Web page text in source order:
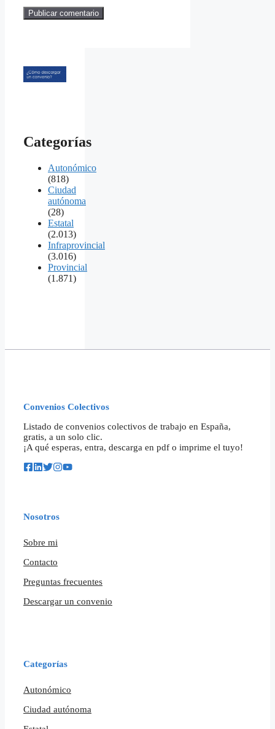
Categorías
Autonómico
(818)
Ciudad
autónoma
(28)
Estatal
(2.013)
Infraprovincial
(3.016)
Provincial
(1.871)
Convenios Colectivos
Listado de convenios colectivos de trabajo en España,
gratis, a un solo clic.
¡A qué esperas, entra, descarga en pdf o imprime el tuyo!
Nosotros
Sobre mi
Contacto
Preguntas frecuentes
Descargar un convenio
Categorías
Autonómico
Ciudad autónoma